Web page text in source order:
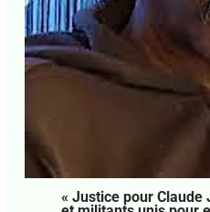
« Justice pour Claude
et militants unis pour